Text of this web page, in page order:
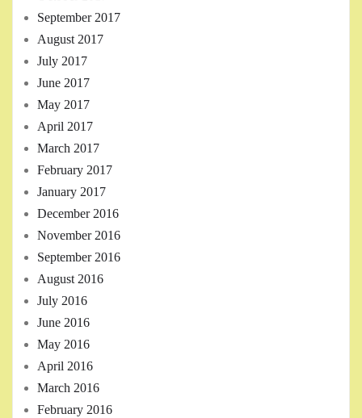
September 2017
August 2017
July 2017
June 2017
May 2017
April 2017
March 2017
February 2017
January 2017
December 2016
November 2016
September 2016
August 2016
July 2016
June 2016
May 2016
April 2016
March 2016
February 2016